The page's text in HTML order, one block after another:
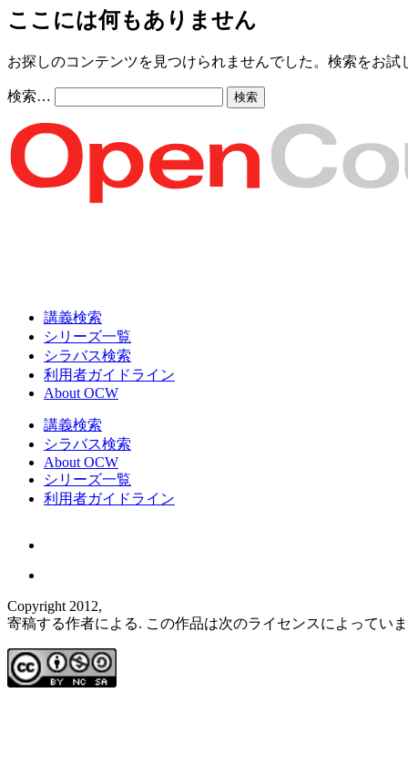
ここには何もありません
お探しのコンテンツを見つけられませんでした。検索をお試
検索…
講義検索
シリーズ一覧
シラバス検索
利用者ガイドライン
About OCW
講義検索
シラバス検索
About OCW
シリーズ一覧
利用者ガイドライン
Copyright 2012,
寄稿する作者による. この作品は次のライセンスによってい